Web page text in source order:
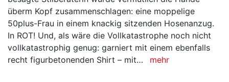
überm Kopf zusammenschlagen: eine moppelige
50plus-Frau in einem knackig sitzenden Hosenanzug.
In ROT! Und, als wäre die Vollkatastrophe noch nicht
vollkatastrophig genug: garniert mit einem ebenfalls
recht figurbetonenden Shirt – mit…
mehr